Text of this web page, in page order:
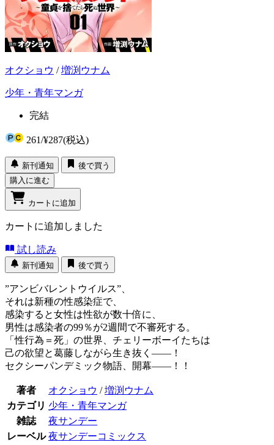
オクショウ /増渕ウナム
少年・青年マンガ
完結
261/¥287(税込)
新刊通知
後で買う
購入に進む
カートに追加
カートに追加しました
試し読み
新刊通知 後で買う
”アンビバレントウイルス”、
それは新種の性感染症で、
感染すると女性は性欲が数十倍に、
男性は感染者の99％が2週間で不審死する。
「性行為＝死」の世界、チェリーボーイたちは
己の欲望と葛藤しながら生き抜く――！
セクシーパンデミック物語、開幕――！！
著者 オクショウ /増渕ウナム
カテゴリ 少年・青年マンガ
雑誌
夜サンデー
レーベル 夜サンデーコミックス